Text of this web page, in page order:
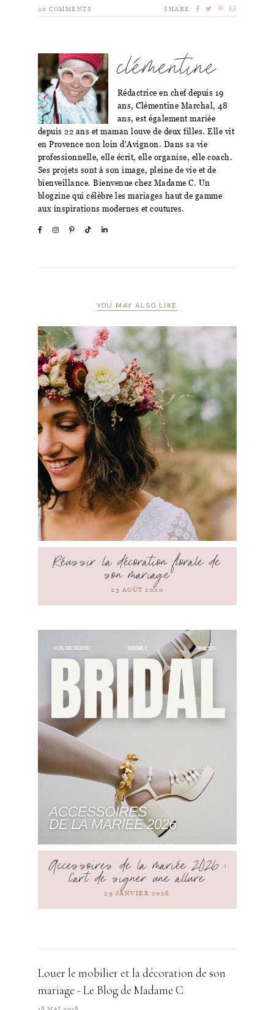
20 COMMENTS SHARE
clémentine
Rédactrice en chef depuis 19
ans, Clémentine Marchal, 48
ans, est également mariée
depuis 22 ans et maman louve de deux filles. Elle vit
en Provence non loin d'Avignon. Dans sa vie
professionnelle, elle écrit, elle organise, elle coach.
Ses projets sont à son image, pleine de vie et de
bienveillance. Bienvenue chez Madame C. Un
blogzine qui célèbre les mariages haut de gamme
aux inspirations modernes et coutures.
YOU MAY ALSO LIKE
Réussir la décoration florale de
son mariage
23 AOÛT 2020
Accessoires de la mariée 2026 :
l’art de signer une allure
29 JANVIER 2026
Louer le mobilier et la décoration de son
mariage - Le Blog de Madame C